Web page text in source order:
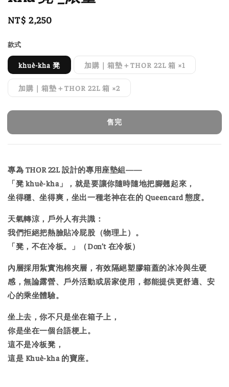
Regular
NT$ 2,250
款式
khuè-kha 凳 加購｜箱墊＋THOR 22L 箱 ×1
加購｜箱墊＋THOR 22L 箱 ×2
售完
專為 THOR 22L設計的專用座墊組——
「凳 khuè-kha」
，就是要讓你隨時隨地把腳翹起來，
坐得穩、坐得爽，坐出一種老神在在的 Queencard 態度。
天氣轉涼，戶外人有共識：
我們拒絕把熱臉貼冷屁股（物理上）。
「凳，不在冷板。」（Don’t 在冷板）
內層採用紮實泡棉夾層，有效隔絕塑膠箱蓋的冰冷與生硬
感，無論露營、戶外活動或居家使用，都能提供更舒適、安
心的乘坐體驗。
坐上去，你不只是坐在箱子上，
你是坐在一個台語梗上。
這不是冷板凳，
這是 Khuè-kha 的寶座。